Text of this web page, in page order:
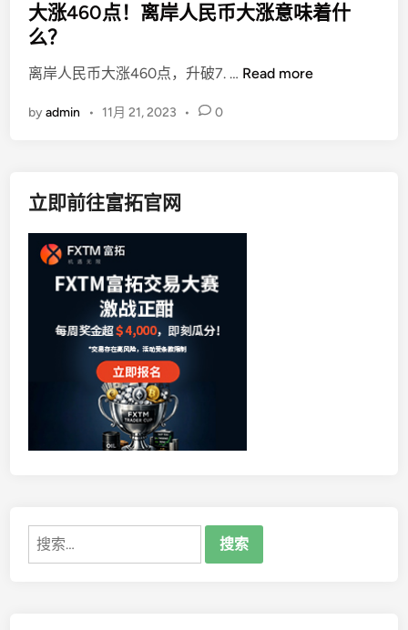
s
t
d
n
大涨460点！离岸人民币大涨意味着什
么？
离岸人民币大涨460点，升破7. … 大
Read more
byadmin • 11月 21, 2023 • 0
立即前往富拓官网
搜
索：